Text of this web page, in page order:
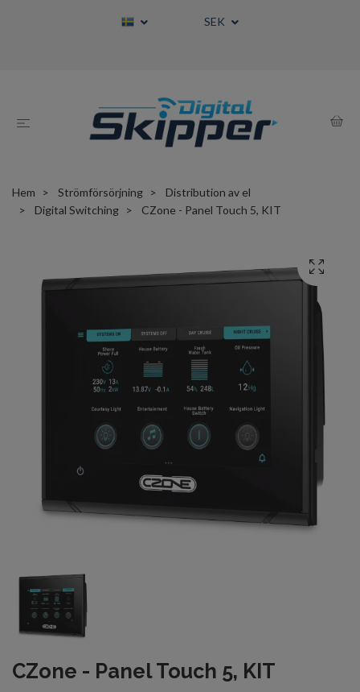
SEK
Hem Strömförsörjning
Distribution av el
Digital Switching
CZone - Panel Touch 5, KIT
CZone - Panel Touch 5, KIT